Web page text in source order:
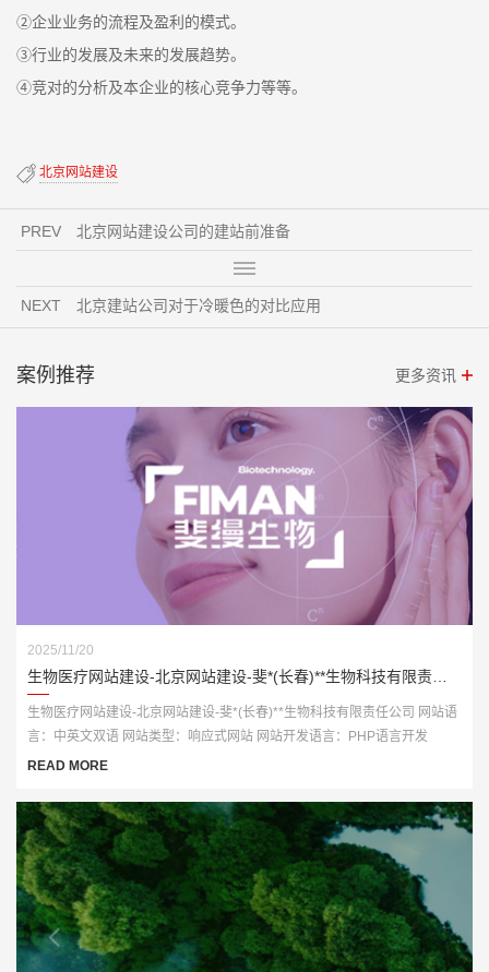
②企业业务的流程及盈利的模式。
③行业的发展及未来的发展趋势。
④竞对的分析及本企业的核心竞争力等等。
​北京网站建设
PREV ​北京网站建设公司的建站前准备
NEXT ​北京建站公司对于冷暖色的对比应用
案例推荐 更多资讯
2025/11/20
生物医疗网站建设-北京网站建设-斐*(长春)**生物科技有限责任公司
生物医疗网站建设-北京网站建设-斐*(长春)**生物科技有限责任公司 网站语
言：中英文双语 网站类型：响应式网站 网站开发语言：PHP语言开发
READ MORE